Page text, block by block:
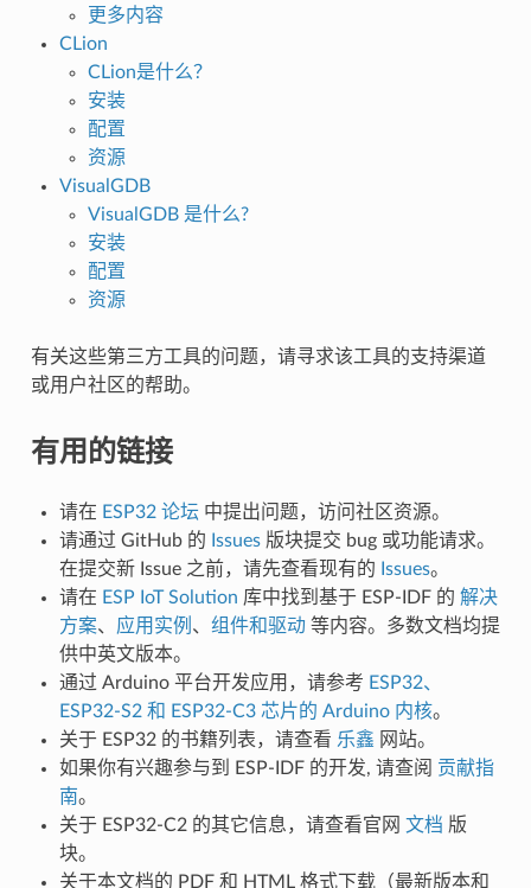
更多内容
CLion
CLion是什么？
安装
配置
资源
VisualGDB
VisualGDB 是什么?
安装
配置
资源
有关这些第三方工具的问题，请寻求该工具的支持渠道
或用户社区的帮助。
有用的链接
请在 ESP32 论坛中提出问题，访问社区资源。
请通过 GitHub 的 Issues版块提交 bug 或功能请求。
在提交新 Issue 之前，请先查看现有的 Issues。
请在 ESP IoT Solution 库中找到基于 ESP-IDF 的 解决
方案、 应用实例 、 组件和驱动等内容。多数文档均提
供中英文版本。
通过 Arduino 平台开发应用，请参考 ESP32、
ESP32-S2 和 ESP32-C3 芯片的 Arduino 内核。
关于 ESP32 的书籍列表，请查看 乐鑫 网站。
如果你有兴趣参与到 ESP-IDF 的开发, 请查阅 贡献指
南。
关于 ESP32-C2 的其它信息，请查看官网 文档 版
块。
关于本文档的 PDF 和 HTML 格式下载（最新版本和